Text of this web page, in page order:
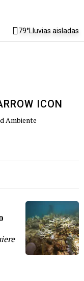
79°Lluvias aisladas
Ambiente